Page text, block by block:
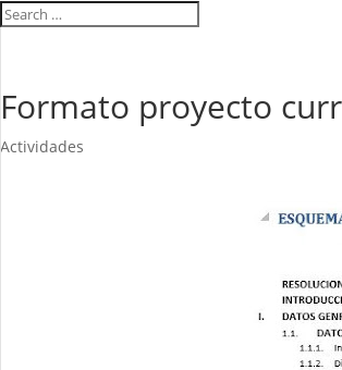
Formato proyecto
Actividades